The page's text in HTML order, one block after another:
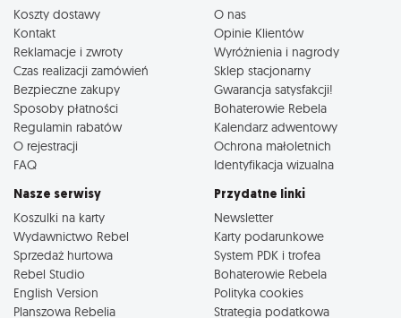
Koszty dostawy
Kontakt
Reklamacje i zwroty
Czas realizacji zamówień
Bezpieczne zakupy
Sposoby płatności
Regulamin rabatów
O rejestracji
FAQ
O nas
Opinie Klientów
Wyróżnienia i nagrody
Sklep stacjonarny
Gwarancja satysfakcji!
Bohaterowie Rebela
Kalendarz adwentowy
Ochrona małoletnich
Identyfikacja wizualna
Nasze serwisy
Koszulki na karty
Wydawnictwo Rebel
Sprzedaż hurtowa
Rebel Studio
English Version
Planszowa Rebelia
Przydatne linki
Newsletter
Karty podarunkowe
System PDK i trofea
Bohaterowie Rebela
Polityka cookies
Strategia podatkowa